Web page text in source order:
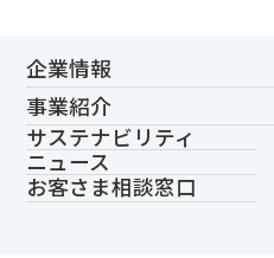
企業情報
事業紹介
サステナビリティ
ニュース
お客さま相談窓口